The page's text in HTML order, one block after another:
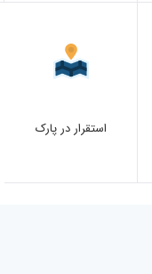
استقرار در پارک